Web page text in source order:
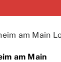
am Main